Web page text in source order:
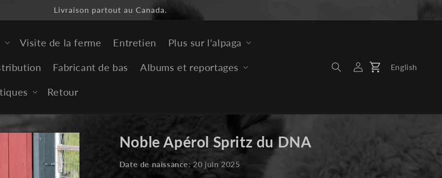
Livraison partout au Canada.
Visite de la ferme Entretien Plus sur l'alpaga
Fabricant de bas Albums et reportages
Retour
ConnexionPanier English
Noble Apérol Spritz du DNA
Date de naissance: 20 juin 2025